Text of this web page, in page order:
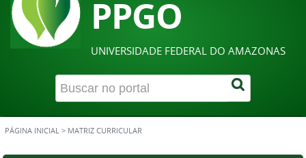
Acesso à informação
PPGO
UNIVERSIDADE FEDERAL DO AMAZONAS
PÁGINA INICIAL > MATRIZ CURRICULAR